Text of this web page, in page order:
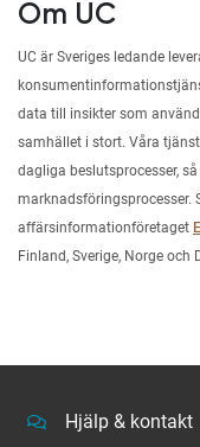
Om UC
UC är Sveriges ledande
data till insikter som
samhället i stort. Våra
dagliga beslutsprocesser,
marknadsföringsprocesser.
affärsinformationföretaget
Finland, Sverige, Norge och
Hjälp & kontakt